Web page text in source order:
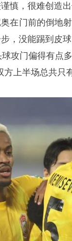
慎，很难创造
在门前的倒地
，没能踢到皮
攻门偏得有点
上半场总共只